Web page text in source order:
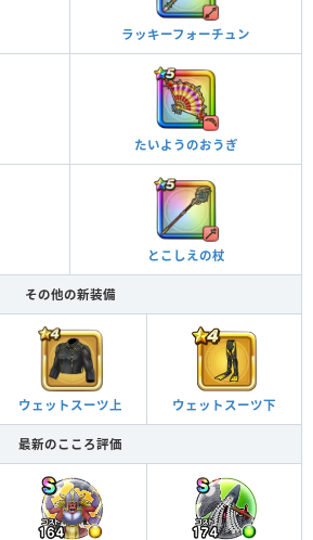
ラッキーフォーチュン
たいようのおうぎ
とこしえの杖
その他の新装備
ウェットスーツ上 ウェットスーツ下
最新のこころ評価